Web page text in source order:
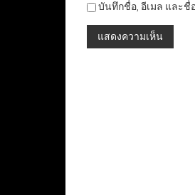
บันทึกชื่อ, อีเมล และชื่